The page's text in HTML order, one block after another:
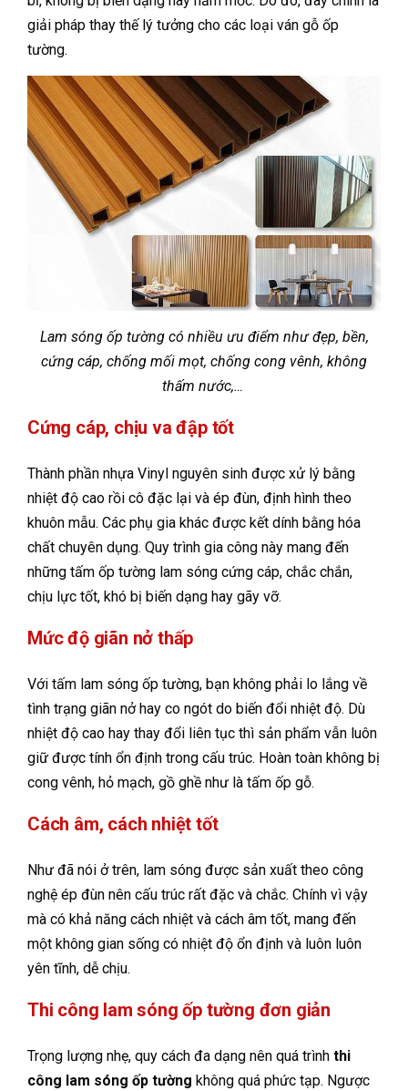
giải pháp thay thế lý tưởng cho các loại ván gỗ ốp
tường.
Lam sóng ốp tường có nhiều ưu điểm như đẹp, bền,
cứng cáp, chống mối mọt, chống cong vênh, không
thấm nước,…
Cứng cáp, chịu va đập tốt
Thành phần nhựa Vinyl nguyên sinh được xử lý bằng
nhiệt độ cao rồi cô đặc lại và ép đùn, định hình theo
khuôn mẫu. Các phụ gia khác được kết dính bằng hóa
chất chuyên dụng. Quy trình gia công này mang đến
những tấm ốp tường lam sóng cứng cáp, chắc chắn,
chịu lực tốt, khó bị biến dạng hay gãy vỡ.
Mức độ giãn nở thấp
Với tấm lam sóng ốp tường, bạn không phải lo lắng về
tình trạng giãn nở hay co ngót do biến đổi nhiệt độ. Dù
nhiệt độ cao hay thay đổi liên tục thì sản phẩm vẫn luôn
giữ được tính ổn định trong cấu trúc. Hoàn toàn không bị
cong vênh, hỏ mạch, gồ ghề như là tấm ốp gỗ.
Cách âm, cách nhiệt tốt
Như đã nói ở trên, lam sóng được sản xuất theo công
nghệ ép đùn nên cấu trúc rất đặc và chắc. Chính vì vậy
mà có khả năng cách nhiệt và cách âm tốt, mang đến
một không gian sống có nhiệt độ ổn định và luôn luôn
yên tĩnh, dễ chịu.
Thi công lam sóng ốp tường đơn giản
Trọng lượng nhẹ, quy cách đa dạng nên quá trình thi
công lam sóng ốp tường không quá phức tạp. Ngược